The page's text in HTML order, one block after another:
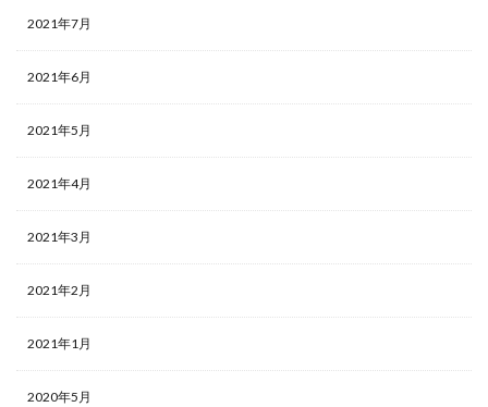
2021年7月
2021年6月
2021年5月
2021年4月
2021年3月
2021年2月
2021年1月
2020年5月